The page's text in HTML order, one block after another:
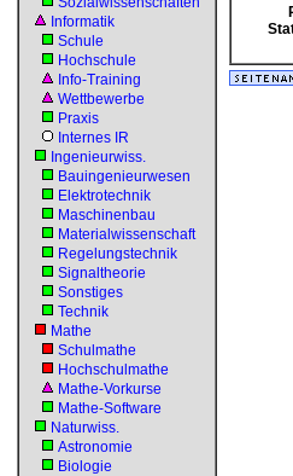
Informatik
Schule
Hochschule
Info-Training
Wettbewerbe
Praxis
Internes IR
Ingenieurwiss.
Bauingenieurwesen
Elektrotechnik
Maschinenbau
Materialwissenschaft
Regelungstechnik
Signaltheorie
Sonstiges
Technik
Mathe
Schulmathe
Hochschulmathe
Mathe-Vorkurse
Mathe-Software
Naturwiss.
Astronomie
Biologie